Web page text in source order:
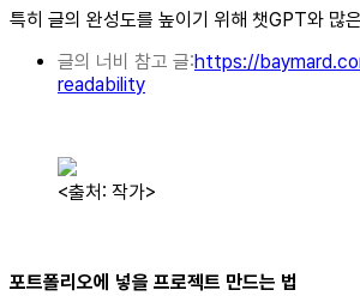
특히 글의 완성도를 높이기 위해 챗GPT와 많
글의 너비 참고 글:https://
readability
<출처: 작가>
포트폴리오에 넣을 프로젝트 만드는 법